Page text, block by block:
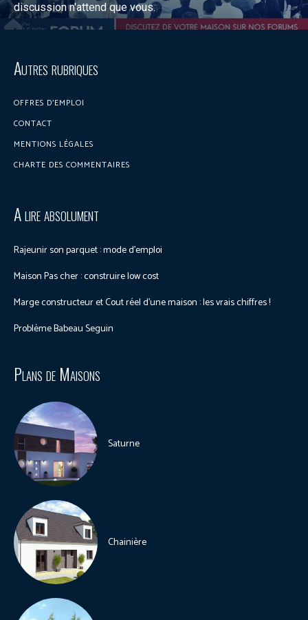
discussion n'attend que vous.
Autres rubriques
OFFRES D’EMPLOI
CONTACT
MENTIONS LÉGALES
CHARTE DES COMMENTAIRES
A lire absolument
Rajeunir son parquet : mode d’emploi
Maison Pas cher : construire low cost
Marge constructeur et Cout réel d’une maison : les vrais chiffres !
Problème Babeau Seguin
Plans de Maisons
Saturne
Chainière